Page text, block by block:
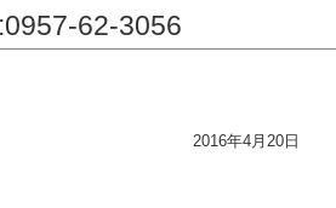
62-3056
2016年4月20日